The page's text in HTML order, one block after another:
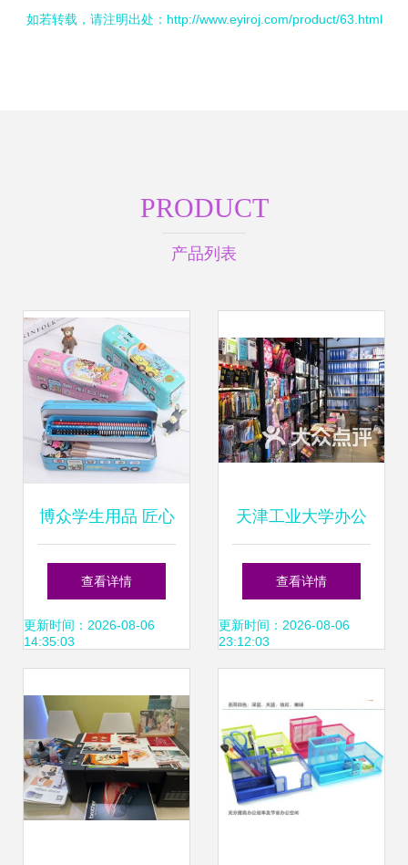
如若转载，请注明出处：http://www.eyiroj.com/product/63.html
PRODUCT
产品列表
博众学生用品 匠心
打造，助力成长
查看详情
更新时间：2026-08-06
14:35:03
天津工业大学办公
文化用品与茶壶零
售指南 融合实用与
查看详情
更新时间：2026-08-06
23:12:03